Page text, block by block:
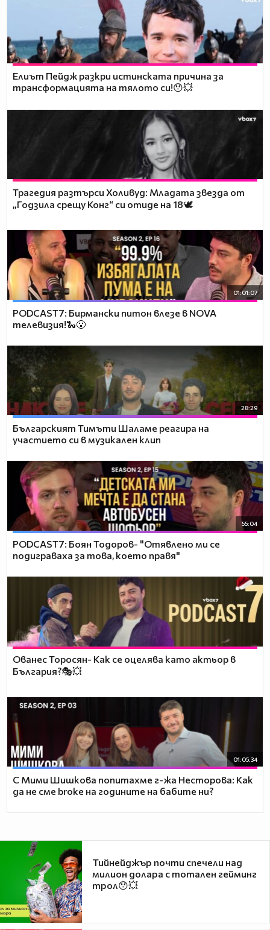
Елиът Пейдж разкри истинската причина за
трансформацията на тялото си!😯💥
Трагедия разтърси Холивуд: Младата звезда от
„Годзила срещу Конг“ си отиде на 18🕊️
01:01:07
PODCAST7: Бирмански питон влезе в NOVA
телевизия!🐍😮
28:29
Българският Тимъти Шаламе реагира на
участието си в музикален клип
55:04
PODCAST7: ‪Боян Тодоров- "Отявлено ми се
подиграваха за това, което правя"
Ованес Торосян- Как се оцелява като актьор в
България?🎭💥
01:05:34
С Мими Шишкова попитахме г-жа Несторова: Как
да не сме broke на годините на бабите ни?
Тийнейджър почти спечели над
милион долара с тотален гейминг
трол😯💥